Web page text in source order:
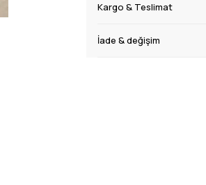
Kargo & Teslimat
İade & değişim